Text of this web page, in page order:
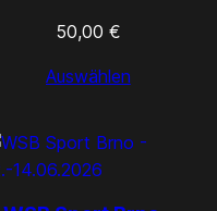
50,00 €
Auswählen